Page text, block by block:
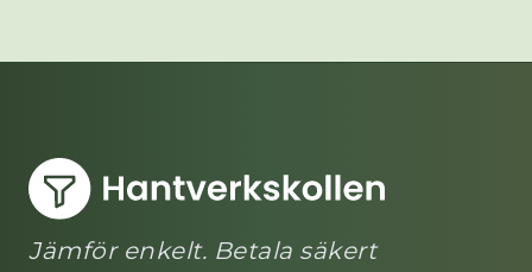
Jämför enkelt. Betala säkert